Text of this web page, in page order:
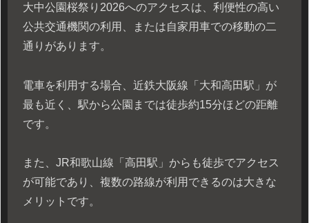
大中公園桜祭り2026へのアクセスは、利便性の高い
公共交通機関の利用、または自家用車での移動の二
通りがあります。
電車を利用する場合、近鉄大阪線「大和高田駅」が
最も近く、駅から公園までは徒歩約15分ほどの距離
です。
また、JR和歌山線「高田駅」からも徒歩でアクセス
が可能であり、複数の路線が利用できるのは大きな
メリットです。